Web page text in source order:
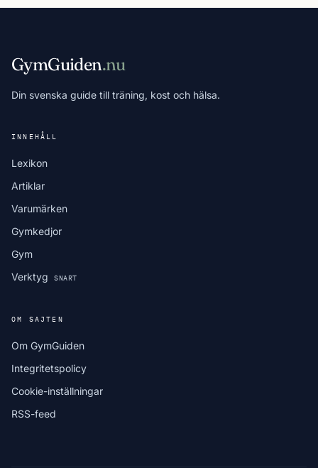
GymGuiden.nu
Din svenska guide till träning, kost och hälsa.
INNEHÅLL
Lexikon
Artiklar
Varumärken
Gymkedjor
Gym
Verktyg
SNART
OM SAJTEN
Om GymGuiden
Integritetspolicy
Cookie-inställningar
RSS-feed